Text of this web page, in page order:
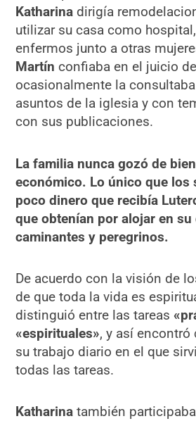
Katharina dirigía
utilizar su casa como
enfermos junto a otras
Martín confiaba en el juicio
ocasionalmente la
asuntos de la iglesia y con
con sus publicaciones.
La familia nunca gozó de
económico. Lo único que los
poco dinero que recibía
que obtenían por alojar en su
caminantes y peregrinos.
De acuerdo con la visión de
de que toda la vida es
distinguió entre las tareas
«espirituales», y así
su trabajo diario en el que
todas las tareas.
Katharina también